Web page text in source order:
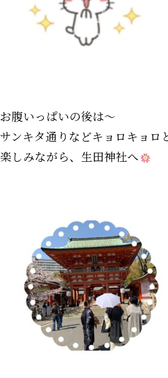
お腹いっぱいの後は〜
サンキタ通りなどキョロキョロ
楽しみながら、生田神社へ